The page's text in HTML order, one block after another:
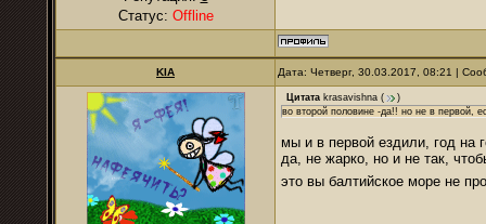
Статус: Offline
KIA Дата: Четверг, 30.03.2017, 08:21 |
Цитата krasavishna (
)
во второй половине -да!! но не в первой,
мы и в первой ездили, год на
да, не жарко, но и не так,
это вы балтийское море не